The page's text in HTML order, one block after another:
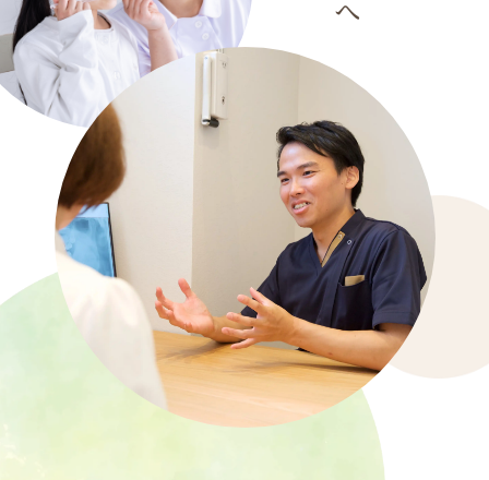
「初めての歯医者でどうすればいいのかわからない」
いう不安がある方に向けて、初診の流れについて詳しく